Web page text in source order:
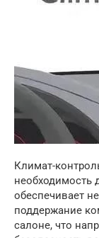
Климат-
необходимость
обеспечивает
поддержание
салоне, что